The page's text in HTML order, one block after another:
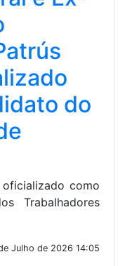
do
como
Trabalhadores
Julho de 2026 14:05